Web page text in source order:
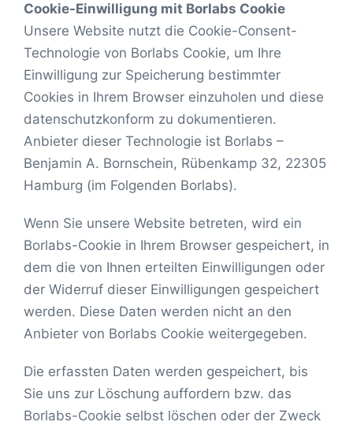
Cookie-Einwilligung mit Borlabs Cookie
Unsere Website nutzt die Cookie-Consent-
Technologie von Borlabs Cookie, um Ihre
Einwilligung zur Speicherung bestimmter
Cookies in Ihrem Browser einzuholen und diese
datenschutzkonform zu dokumentieren.
Anbieter dieser Technologie ist Borlabs –
Benjamin A. Bornschein, Rübenkamp 32, 22305
Hamburg (im Folgenden Borlabs).
Wenn Sie unsere Website betreten, wird ein
Borlabs-Cookie in Ihrem Browser gespeichert, in
dem die von Ihnen erteilten Einwilligungen oder
der Widerruf dieser Einwilligungen gespeichert
werden. Diese Daten werden nicht an den
Anbieter von Borlabs Cookie weitergegeben.
Die erfassten Daten werden gespeichert, bis
Sie uns zur Löschung auffordern bzw. das
Borlabs-Cookie selbst löschen oder der Zweck